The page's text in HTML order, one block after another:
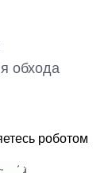
обхода
роботом